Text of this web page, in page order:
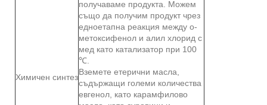
Химичен синтез
получаваме продукта. Можем
също да получим продукт чрез
едноетапна реакция между о-
метоксифенол и алил хлорид с
мед като катализатор при 100
℃.
Вземете етерични масла,
съдържащи големи количества
евгенол, като карамфилово